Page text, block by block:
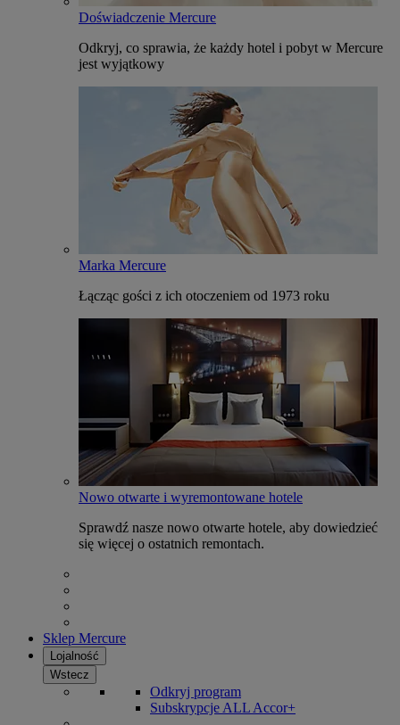
Doświadczenie Mercure
Odkryj, co sprawia, że każdy hotel i pobyt w Mercure
jest wyjątkowy
Marka Mercure
Łącząc gości z ich otoczeniem od 1973 roku
Nowo otwarte i wyremontowane hotele
Sprawdź nasze nowo otwarte hotele, aby dowiedzieć
się więcej o ostatnich remontach.
Sklep Mercure
Lojalność
Wstecz
Odkryj program
Subskrypcje ALL Accor+